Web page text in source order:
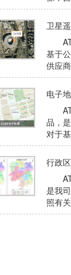
BIM模
数据。
纹理
有坐
信息
型产
具有
境之
实世
卫星
基于
供应
一站
品。
影像
化的
多时
的卫
快速
务。
电子
品，
对于
行业
产的
基于
照统
用遥
量化
术进
行政
是我
照有
方式